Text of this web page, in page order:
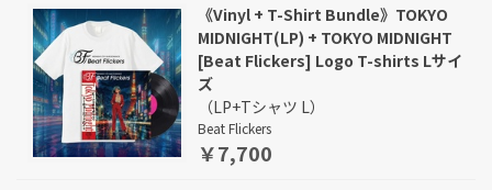
《Vinyl + T-Shirt Bundle》TOKYO
MIDNIGHT(LP) + TOKYO MIDNIGHT
[Beat Flickers] Logo T-shirts Lサイ
ズ
（LP+Tシャツ L）
Beat Flickers
￥7,700